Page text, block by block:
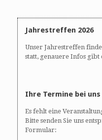
Jahrestreffen 2026
Unser Jahrestreffen
statt, genauere Infos
Ihre Termine bei uns
Es fehlt eine
Bitte senden Sie uns
Formular: